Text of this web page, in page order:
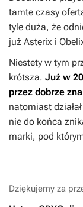
tamte czasy
tyle duża, że
już Asterix i
Niestety w tym
krótsza. Już w
przez dobrze
natomiast
nie do końca
marki, pod
Dziękujemy za